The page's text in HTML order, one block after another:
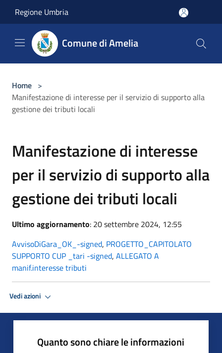
Regione Umbria
Comune di Amelia
Home >
Manifestazione di interesse per il servizio di supporto alla
gestione dei tributi locali
Manifestazione di interesse
per il servizio di supporto alla
gestione dei tributi locali
Ultimo aggiornamento: 20 settembre 2024, 12:55
AvvisoDiGara_OK_-signed, PROGETTO_CAPITOLATO
SUPPORTO CUP _tari -signed, ALLEGATO A
manif.interesse tributi
Vedi azioni
Quanto sono chiare le informazioni